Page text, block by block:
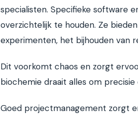
specialisten. Specifieke software
overzichtelijk te houden. Ze
experimenten, het bijhouden van
Dit voorkomt chaos en zorgt
biochemie draait alles om
Goed projectmanagement zorgt